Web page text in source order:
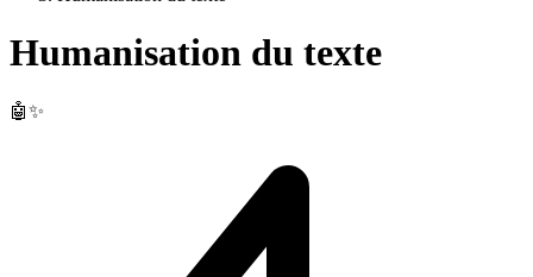
Humanisation du texte
🤖✨